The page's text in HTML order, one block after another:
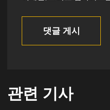
댓글 게시
관련 기사